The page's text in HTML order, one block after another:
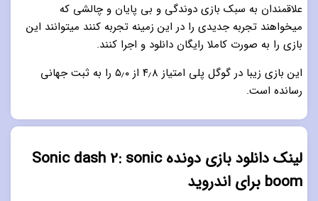
علاقمندان به سبک بازی دوندگی و بی پایان و چالشی که
میخواهند تجربه جدیدی را در این زمینه تجربه کنند میتوانند این
بازی را به صورت کاملا رایگان دانلود و اجرا کنند.
این بازی زیبا در گوگل پلی امتیاز ۴٫۸ از ۵٫۰ را به ثبت جهانی
رسانده است.
لینک دانلود بازی دونده Sonic dash 2: sonic
boom برای اندروید